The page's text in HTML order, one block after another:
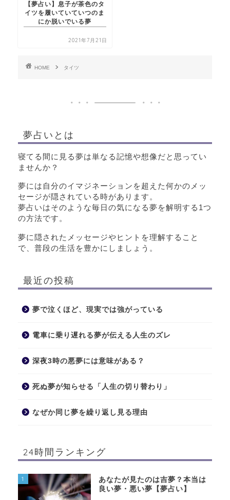
【夢占い】息子が茶色のタ
イツを履いていていつのま
にか脱いでいる夢
2021年7月21日
HOME タイツ
夢占いとは
寝てる間に見る夢は単なる記憶や想像だと思ってい
ませんか？
夢には自分のイマジネーションを超えた何かのメッ
セージが隠されている時があります。
夢占いはそのような毎日の気になる夢を解明する1つ
の方法です。
夢に隠されたメッセージやヒントを理解すること
で、普段の生活を豊かにしましょう。
最近の投稿
夢で泣くほど、現実では強がっている
電車に乗り遅れる夢が伝える人生のズレ
深夜3時の悪夢には意味がある？
死ぬ夢が知らせる「人生の切り替わり」
なぜか同じ夢を繰り返し見る理由
24時間ランキング
1
あなたが見たのは吉夢？本当は
良い夢・悪い夢【夢占い】